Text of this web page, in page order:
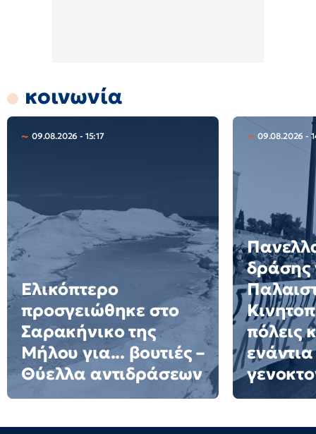
κοινωνία
09.08.2026 - 15:17
Ελικόπτερο
προσγειώθηκε στο
Σαρακήνικο της
Μήλου για... βουτιές –
Θύελλα αντιδράσεων
09.08.2026 -
δράσης
πόλεις